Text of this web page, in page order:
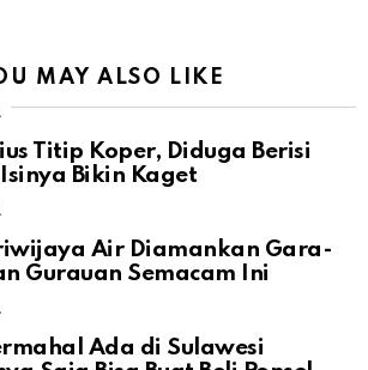
MAY ALSO LIKE
Titip Koper, Diduga Berisi
Bikin Kaget
Air Diamankan Gara-
Gurauan Semacam Ini
Ada di Sulawesi